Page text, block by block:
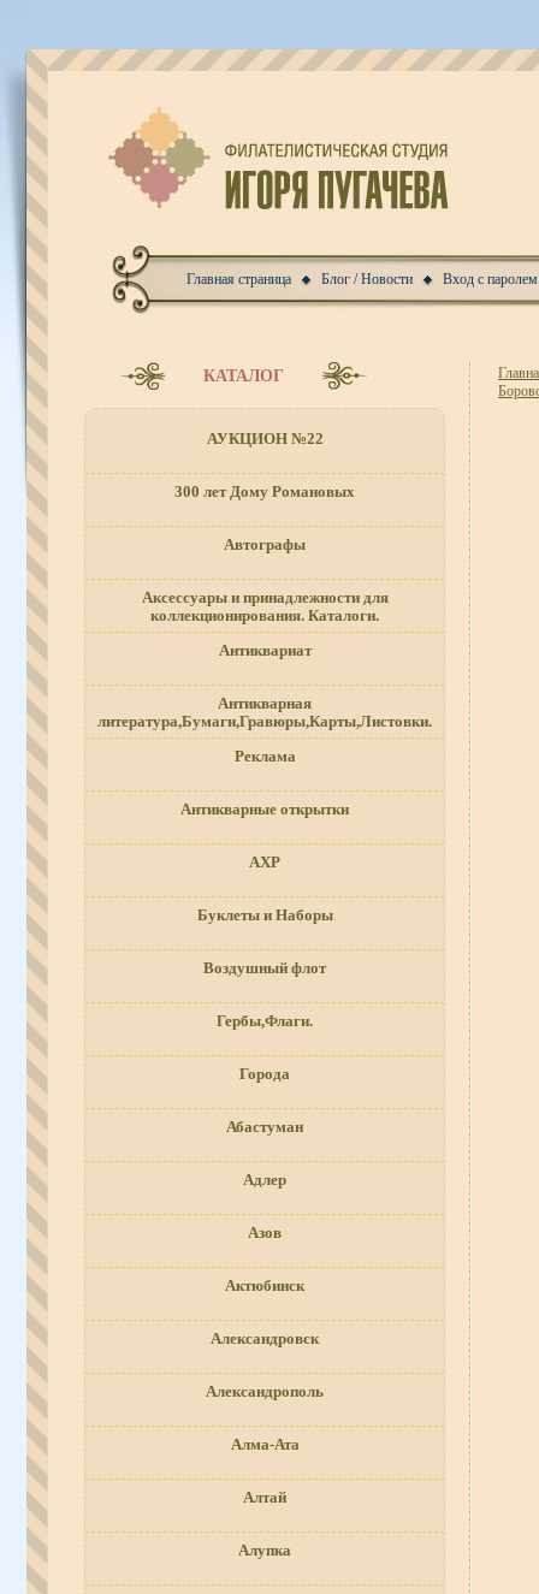
Главная страница Блог / Новости Вход с паролем
КАТАЛОГ
АУКЦИОН №22
300 лет Дому Романовых
Автографы
Аксессуары и принадлежности для
коллекционирования. Каталоги.
Антиквариат
Антикварная
литература,Бумаги,Гравюры,Карты,Листовки.
Реклама
Антикварные открытки
АХР
Буклеты и Наборы
Воздушный флот
Гербы,Флаги.
Города
Абастуман
Адлер
Азов
Актюбинск
Александровск
Александрополь
Алма-Ата
Алтай
Алупка